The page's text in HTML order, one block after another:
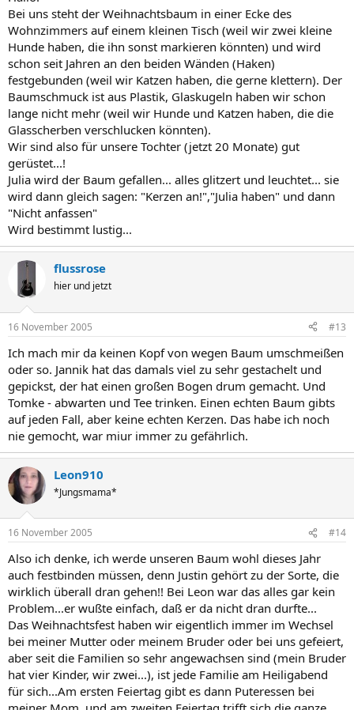
Bei uns steht der Weihnachtsbaum in einer Ecke des
Wohnzimmers auf einem kleinen Tisch (weil wir zwei kleine
Hunde haben, die ihn sonst markieren könnten) und wird
schon seit Jahren an den beiden Wänden (Haken)
festgebunden (weil wir Katzen haben, die gerne klettern). Der
Baumschmuck ist aus Plastik, Glaskugeln haben wir schon
lange nicht mehr (weil wir Hunde und Katzen haben, die die
Glasscherben verschlucken könnten).
Wir sind also für unsere Tochter (jetzt 20 Monate) gut
gerüstet...!
Julia wird der Baum gefallen... alles glitzert und leuchtet... sie
wird dann gleich sagen: "Kerzen an!","Julia haben" und dann
"Nicht anfassen"
Wird bestimmt lustig...
flussrose
hier und jetzt
16 November 2005 #13
Ich mach mir da keinen Kopf von wegen Baum umschmeißen
oder so. Jannik hat das damals viel zu sehr gestachelt und
gepickst, der hat einen großen Bogen drum gemacht. Und
Tomke - abwarten und Tee trinken. Einen echten Baum gibts
auf jeden Fall, aber keine echten Kerzen. Das habe ich noch
nie gemocht, war miur immer zu gefährlich.
Leon910
*Jungsmama*
16 November 2005 #14
Also ich denke, ich werde unseren Baum wohl dieses Jahr
auch festbinden müssen, denn Justin gehört zu der Sorte, die
wirklich überall dran gehen!! Bei Leon war das alles gar kein
Problem...er wußte einfach, daß er da nicht dran durfte...
Das Weihnachtsfest haben wir eigentlich immer im Wechsel
bei meiner Mutter oder meinem Bruder oder bei uns gefeiert,
aber seit die Familien so sehr angewachsen sind (mein Bruder
hat vier Kinder, wir zwei...), ist jede Familie am Heiligabend
für sich...Am ersten Feiertag gibt es dann Puteressen bei